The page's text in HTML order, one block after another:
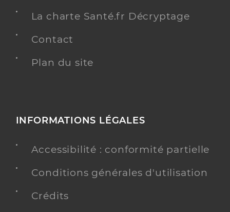
La charte Santé.fr Décryptage
Contact
Plan du site
INFORMATIONS LÉGALES
Accessibilité : conformité partielle
Conditions générales d'utilisation
Crédits